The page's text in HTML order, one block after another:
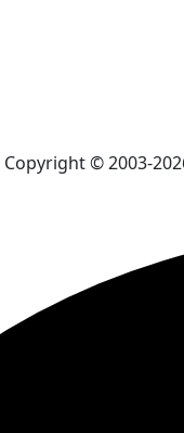
Copyright © 2003-